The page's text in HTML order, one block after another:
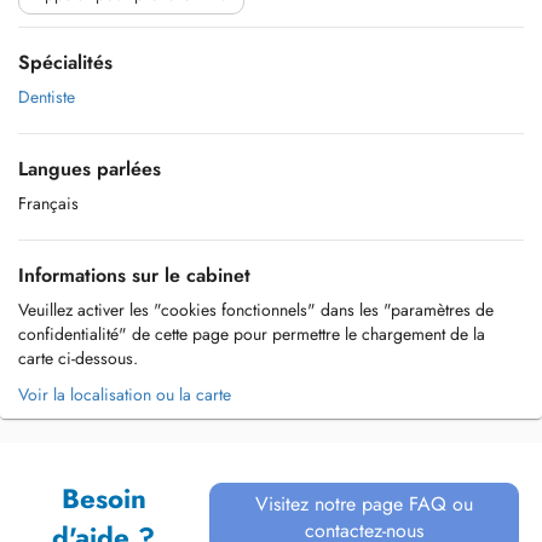
Spécialités
Dentiste
Langues parlées
Français
Informations sur le cabinet
Veuillez activer les "cookies fonctionnels" dans les "paramètres de
confidentialité" de cette page pour permettre le chargement de la
carte ci-dessous.
Voir la localisation ou la carte
Besoin
Visitez notre page FAQ ou
contactez-nous